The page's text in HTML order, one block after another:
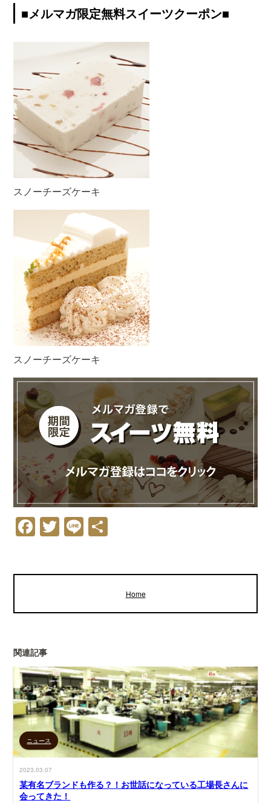
■メルマガ限定無料スイーツクーポン■
スノーチーズケーキ
スノーチーズケーキ
Facebook
Twitter
Line
Home
関連記事
ニュース
2023.03.07
某有名ブランドも作る？！お世話になっている工場長さんに
会ってきた！